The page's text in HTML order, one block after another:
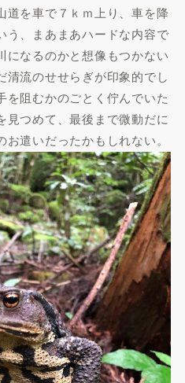
道を車で７ｋｍ上り、車を降
う、まあまあハードな内容で
になるのかと想像もつかない
清流のせせらぎが印象的でし
を阻むかのごとく佇んでいた
見つめて、最後まで微動だに
お遣いだったかもしれない。